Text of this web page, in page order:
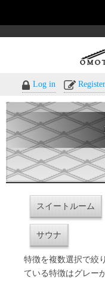
Log in Register
スイートルーム
サウナ
特徴を複数選択で絞
ている特徴はグレー